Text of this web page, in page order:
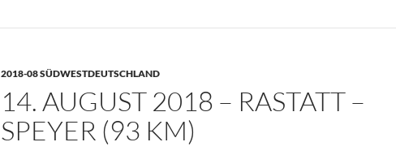
(44
km)
2018-08 SÜDWESTDEUTSCHLAND
14. AUGUST 2018 – RASTATT –
SPEYER (93 KM)